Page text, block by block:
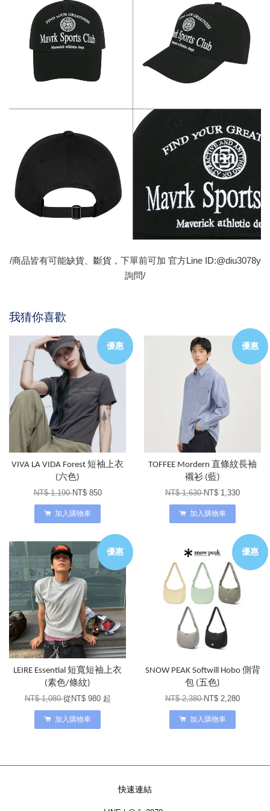
/商品皆有可能缺貨、斷貨，下單前可加 官方Line ID:@diu3078y
詢問/
我猜你喜歡
優惠
VIVA LA VIDA Forest 短袖上衣
(六色)
NT$ 1,190NT$ 850
加入購物車
優惠
TOFFEE Mordern 直條紋長袖
襯衫 (藍)
NT$ 1,630NT$ 1,330
加入購物車
優惠
LEIRE Essential 短寬短袖上衣
(素色/條紋)
NT$ 1,080從NT$ 980 起
加入購物車
優惠
SNOW PEAK Softwill Hobo 側背
包 (五色)
NT$ 2,380NT$ 2,280
加入購物車
快速連結